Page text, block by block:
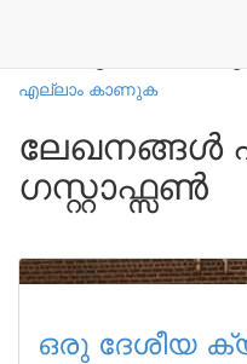
എല്ലാം കാണുക
ലേഖനങ്ങൾ
ഗസ്റ്റാഫ്സണ്‍
ഒരു ദേശീയ